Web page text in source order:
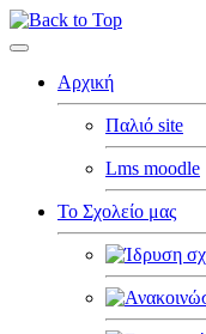
Αρχική
Παλιό site
Lms moodle
Το Σχολείο μας